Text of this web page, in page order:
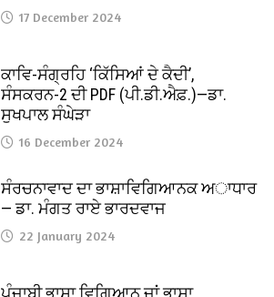
17 December 2024
ਕਾਵਿ-ਸੰਗ੍ਰਹਿ ‘ਕਿੱਸਿਆਂ ਦੇ ਕੈਦੀ’,
ਸੰਸਕਰਨ-2 ਦੀ PDF (ਪੀ.ਡੀ.ਐਫ਼.)—ਡਾ.
ਸੁਖਪਾਲ ਸੰਘੇੜਾ
16 December 2024
ਸੰਰਚਨਾਵਾਦ ਦਾ ਭਾਸ਼ਾਵਿਗਿਆਨਕ ਅਾਧਾਰ
— ਡਾ. ਮੰਗਤ ਰਾਏ ਭਾਰਦਵਾਜ
22 January 2024
ਪੰਜਾਬੀ ਭਾਸ਼ਾ ਵਿਗਿਆਨ ਜਾਂ ਭਾਸ਼ਾ